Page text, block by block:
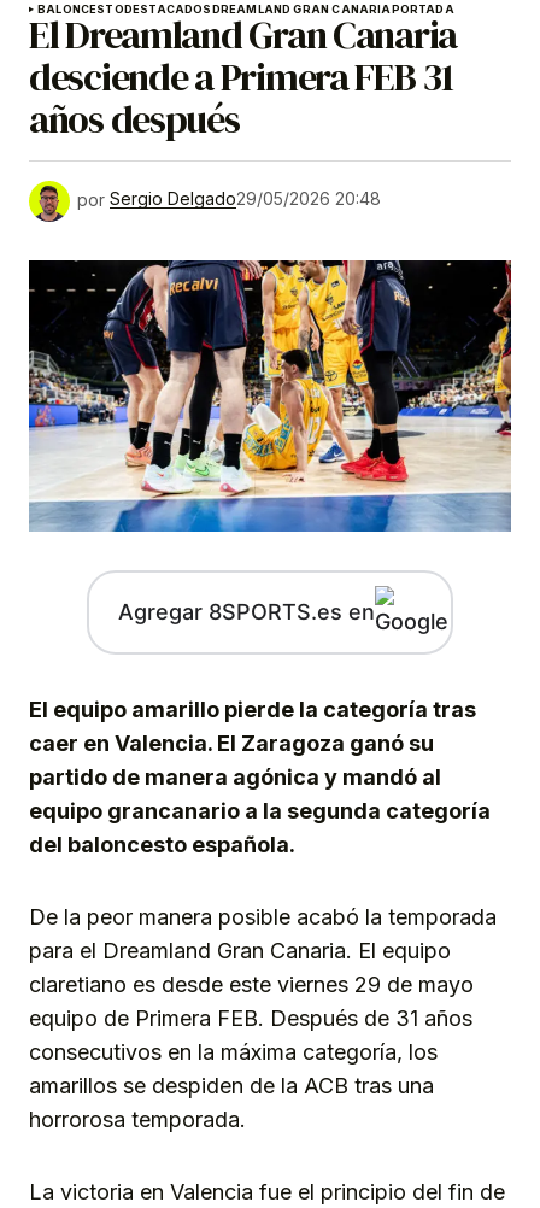
BALONCESTODESTACADOSDREAMLAND GRAN CANARIAPORTADA
El Dreamland Gran Canaria
desciende a Primera FEB 31
años después
por Sergio Delgado29/05/2026 20:48
Agregar 8SPORTS.es en
El equipo amarillo pierde la categoría tras
caer en Valencia. El Zaragoza ganó su
partido de manera agónica y mandó al
equipo grancanario a la segunda categoría
del baloncesto española.
De la peor manera posible acabó la temporada
para el Dreamland Gran Canaria. El equipo
claretiano es desde este viernes 29 de mayo
equipo de Primera FEB. Después de 31 años
consecutivos en la máxima categoría, los
amarillos se despiden de la ACB tras una
horrorosa temporada.
La victoria en Valencia fue el principio del fin de